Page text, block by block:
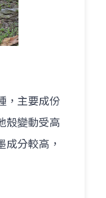
，主要成份
殼變動受高
成分較高，